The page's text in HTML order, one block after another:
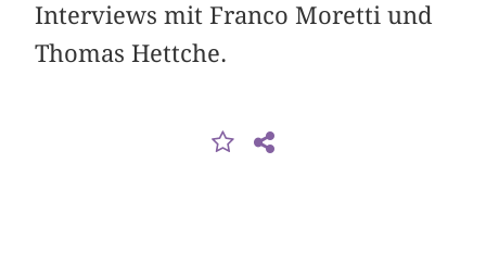
Interviews mit Franco Moretti und
Thomas Hettche.